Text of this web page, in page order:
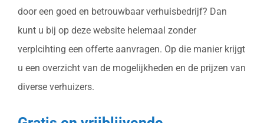
door een goed en betrouwbaar verhuisbedrijf? Dan
kunt u bij op deze website helemaal zonder
verplcihting een offerte aanvragen. Op die manier krijgt
u een overzicht van de mogelijkheden en de prijzen van
diverse verhuizers.